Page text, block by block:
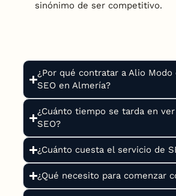
sinónimo de ser competitivo.
¿Por qué contratar a Alio Modo
SEO en Almería?
¿Cuánto tiempo se tarda en
SEO?
¿Cuánto cuesta el servicio de
¿Qué necesito para comenzar